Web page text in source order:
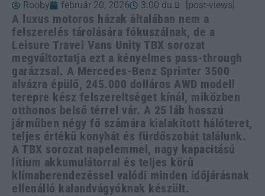
Rooby február 20, 2026 3:00 du. [post-views]
A luxus motoros házak általában nem a
felszerelés tárolására fókuszálnak, de a
Leisure Travel Vans Unity TBX sorozat
megváltoztatja ezt a kényelmes pass-through
garázzsal. A Mercedes-Benz Sprinter 3500
alvázra épülő, 245.000 dolláros AWD modell
terepre kész felszereltséget kínál, miközben
otthonos belső térrel vár. A 25 láb hosszú
járműben négy fő számára kialakított hálóteret,
teljes értékű konyhát és fürdőszobát találunk.
A TBX sorozat napelemmel, nagy kapacitású
lítium akkumulátorral és teljes körű
klímaberendezéssel valódi minden időjárásnak
ellenálló kalandvágyóknak készült.